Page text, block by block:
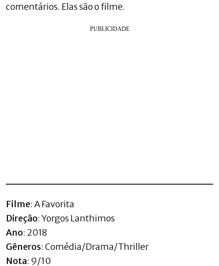
comentários. Elas são o filme.
Filme: A Favorita
Direção: Yorgos Lanthimos
Ano: 2018
Gêneros: Comédia/Drama/Thriller
Nota: 9/10